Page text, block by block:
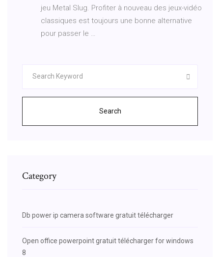
jeu Metal Slug. Profiter à nouveau des jeux-vidéo
classiques est toujours une bonne alternative
pour passer le …
Search
Category
Db power ip camera software gratuit télécharger
Open office powerpoint gratuit télécharger for windows
8